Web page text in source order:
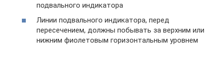
подвального индикатора
Линии подвального индикатора, перед
пересечением, должны побывать за верхним или
нижним фиолетовым горизонтальным уровнем